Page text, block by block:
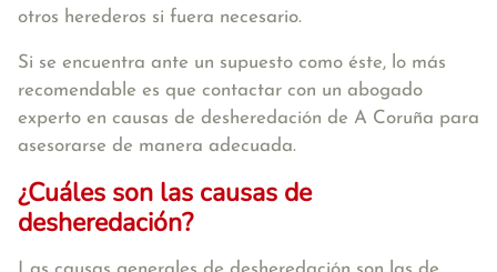
otros herederos si fuera necesario.
Si se encuentra ante un supuesto como éste, lo más
recomendable es que contactar con un abogado
experto en causas de desheredación de A Coruña para
asesorarse de manera adecuada.
¿Cuáles son las causas de
desheredación?